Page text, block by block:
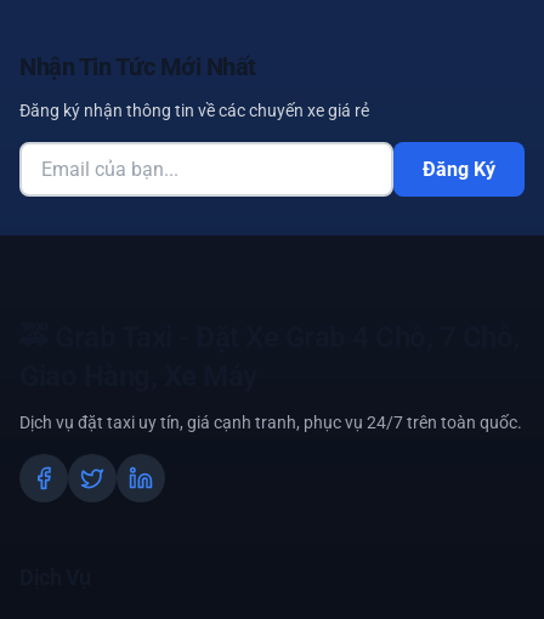
Nhận Tin Tức Mới Nhất
Đăng ký nhận thông tin về các chuyến xe giá rẻ
Đăng Ký
Dịch vụ đặt taxi uy tín, giá cạnh tranh, phục vụ 24/7 trên toàn quốc.